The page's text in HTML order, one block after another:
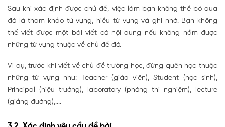
Sau khi xác định được chủ đề, việc làm bạn không thể bỏ qua
đó là tham khảo từ vựng, hiểu từ vựng và ghi nhớ. Bạn không
thể viết được một bài viết có nội dung nếu không nắm được
những từ vựng thuộc về chủ đề đó.
Ví dụ, trước khi viết về chủ đề trường học, đừng quên học thuộc
những từ vựng như: Teacher (giáo viên), Student (học sinh),
Principal (hiệu trưởng), laboratory (phòng thí nghiệm), lecture
(giảng đường),....